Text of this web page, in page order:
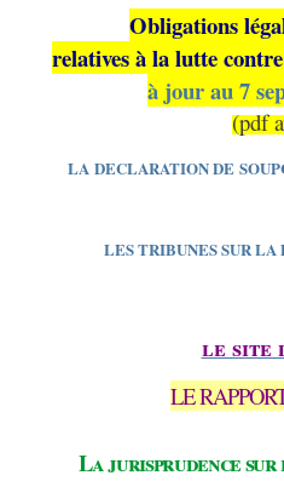
Obligations
relatives à la lutte
à jour au 7
(pdf
LA DECLARATION DE
LES TRIBUNES SUR LA
le site
LE
La jurisprudence